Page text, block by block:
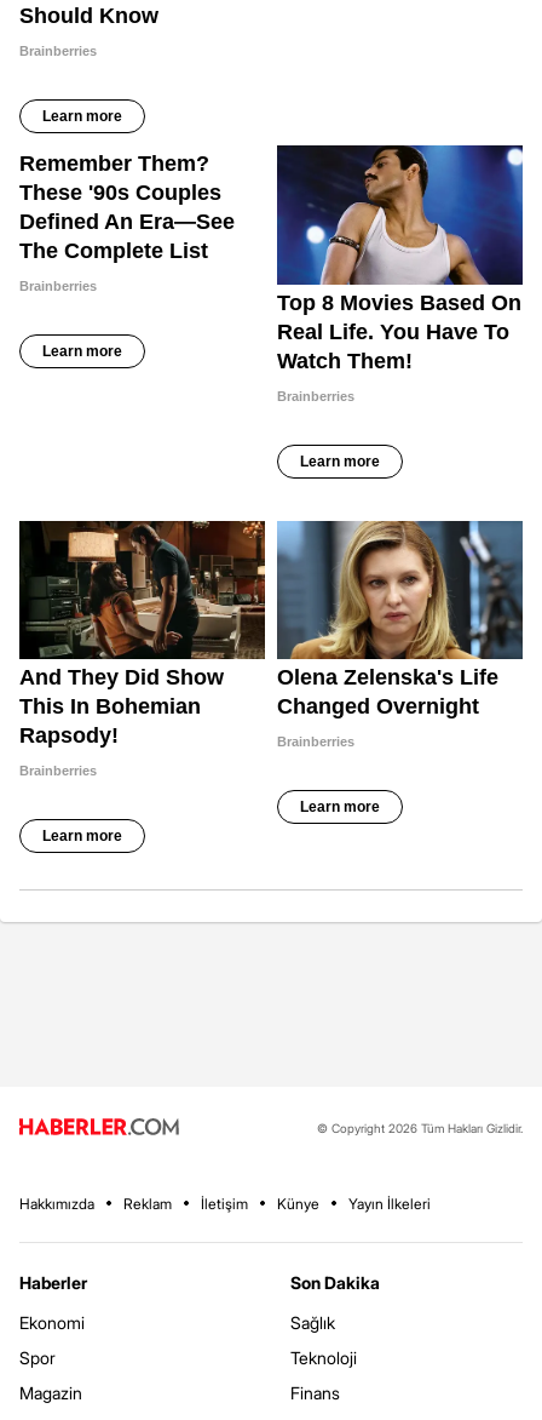
© Copyright 2026 Tüm Hakları Gizlidir.
Hakkımızda Reklam İletişim Künye Yayın İlkeleri
Haberler
Ekonomi
Spor
Magazin
Son Dakika
Sağlık
Teknoloji
Finans